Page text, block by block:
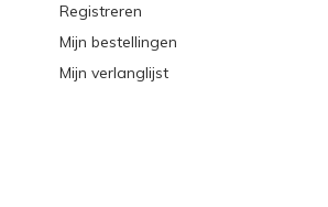
Registreren
Mijn bestellingen
Mijn verlanglijst